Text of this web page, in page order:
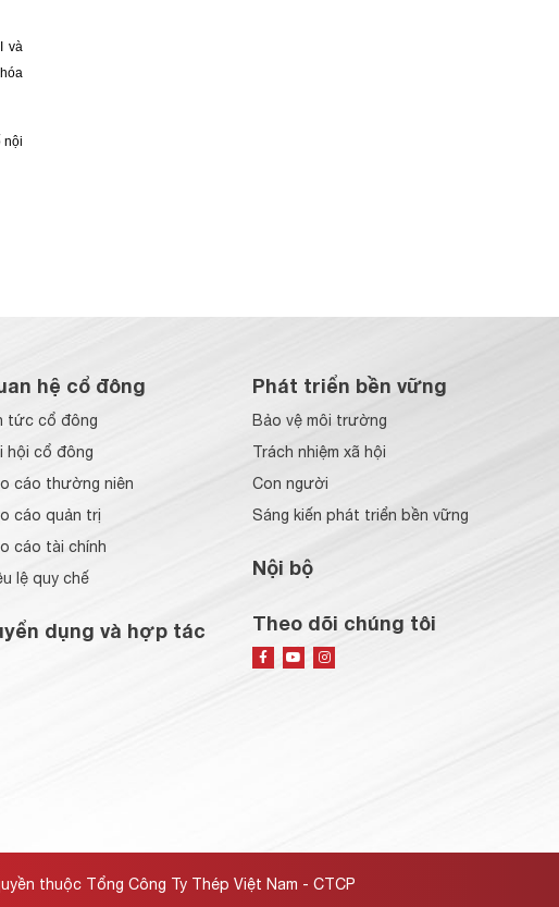
và
nội
hệ cổ đông
tức cổ đông
hội cổ đông
cáo thường niên
cáo quản trị
cáo tài chính
lệ quy chế
dụng và hợp tác
Phát triển bền vững
Bảo vệ môi trường
Trách nhiệm xã hội
Con người
Sáng kiến phát triển bền vững
Nội bộ
Theo dõi chúng tôi
thuộc Tổng Công Ty Thép Việt Nam - CTCP